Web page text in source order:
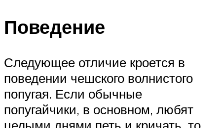
Поведение
Следующее отличие кроется в
поведении чешского волнистого
попугая. Если обычные
попугайчики, в основном, любят